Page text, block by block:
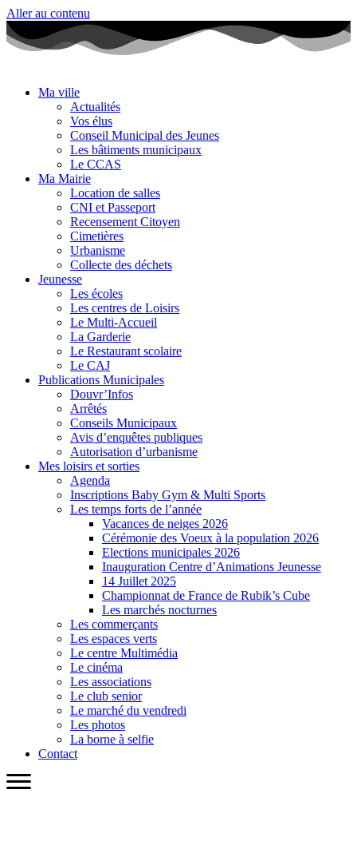
Aller au contenu
Ma ville
Actualités
Vos élus
Conseil Municipal des Jeunes
Les bâtiments municipaux
Le CCAS
Ma Mairie
Location de salles
CNI et Passeport
Recensement Citoyen
Cimetières
Urbanisme
Collecte des déchets
Jeunesse
Les écoles
Les centres de Loisirs
Le Multi-Accueil
La Garderie
Le Restaurant scolaire
Le CAJ
Publications Municipales
Douvr’Infos
Arrêtés
Conseils Municipaux
Avis d’enquêtes publiques
Autorisation d’urbanisme
Mes loisirs et sorties
Agenda
Inscriptions Baby Gym & Multi Sports
Les temps forts de l’année
Vacances de neiges 2026
Cérémonie des Voeux à la population 2026
Elections municipales 2026
Inauguration Centre d’Animations Jeunesse
14 Juillet 2025
Championnat de France de Rubik’s Cube
Les marchés nocturnes
Les commerçants
Les espaces verts
Le centre Multimédia
Le cinéma
Les associations
Le club senior
Le marché du vendredi
Les photos
La borne à selfie
Contact